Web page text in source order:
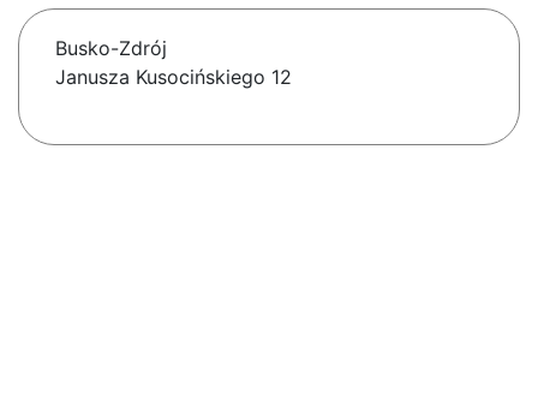
Busko-Zdrój
Janusza Kusocińskiego 12